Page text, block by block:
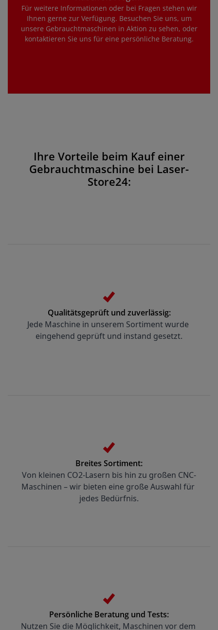
Für weitere Informationen oder bei Fragen stehen wir
Ihnen gerne zur Verfügung. Besuchen Sie uns, um
unsere Gebrauchtmaschinen in Aktion zu sehen, oder
kontaktieren Sie uns für eine persönliche Beratung.
Ihre Vorteile beim Kauf einer
Gebrauchtmaschine bei Laser-
Store24:
Qualitätsgeprüft und zuverlässig:
Jede Maschine in unserem Sortiment wurde
eingehend geprüft und instand gesetzt.
Breites Sortiment:
Von kleinen CO2-Lasern bis hin zu großen CNC-
Maschinen – wir bieten eine große Auswahl für
jedes Bedürfnis.
Persönliche Beratung und Tests:
Nutzen Sie die Möglichkeit, Maschinen vor dem